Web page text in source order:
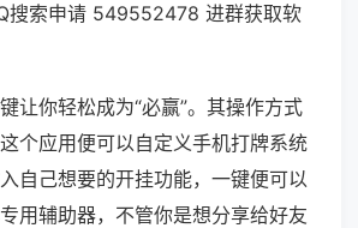
搜索申请 549552478 进群获取软
让你轻松成为“必赢”。其操作方式
个应用便可以自定义手机打牌系统
自己想要的开挂功能，一键便可以
用辅助器，不管你是想分享给好友